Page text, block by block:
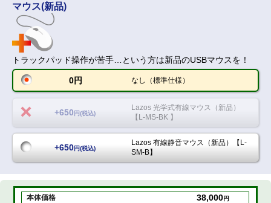
マウス(新品)
トラックパッド操作が苦手…という方は新品のUSBマウスを！
0円 なし（標準仕様）
+650 円(税込)
Lazos 光学式有線マウス（新品）
【L-MS-BK 】
+650円(税込)
Lazos 有線静音マウス（新品）【L-
SM-B】
本体価格 38,000円